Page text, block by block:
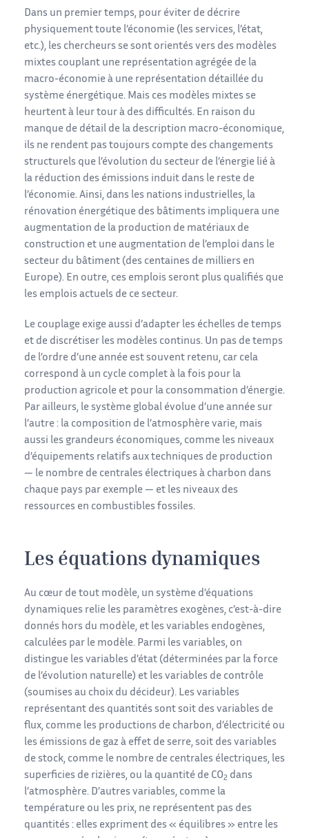
Dans un premier temps, pour éviter de décrire
physiquement toute l’économie (les services, l’état,
etc.), les chercheurs se sont orientés vers des modèles
mixtes couplant une représentation agrégée de la
macro-économie à une représentation détaillée du
système énergétique. Mais ces modèles mixtes se
heurtent à leur tour à des difficultés. En raison du
manque de détail de la description macro-économique,
ils ne rendent pas toujours compte des changements
structurels que l’évolution du secteur de l’énergie lié à
la réduction des émissions induit dans le reste de
l’économie. Ainsi, dans les nations industrielles, la
rénovation énergétique des bâtiments impliquera une
augmentation de la production de matériaux de
construction et une augmentation de l’emploi dans le
secteur du bâtiment (des centaines de milliers en
Europe). En outre, ces emplois seront plus qualifiés que
les emplois actuels de ce secteur.
Le couplage exige aussi d’adapter les échelles de temps
et de discrétiser les modèles continus. Un pas de temps
de l’ordre d’une année est souvent retenu, car cela
correspond à un cycle complet à la fois pour la
production agricole et pour la consommation d’énergie.
Par ailleurs, le système global évolue d’une année sur
l’autre : la composition de l’atmosphère varie, mais
aussi les grandeurs économiques, comme les niveaux
d’équipements relatifs aux techniques de production
— le nombre de centrales électriques à charbon dans
chaque pays par exemple — et les niveaux des
ressources en combustibles fossiles.
Les équations dynamiques
Au cœur de tout modèle, un système d’équations
dynamiques relie les paramètres exogènes, c’est-à-dire
donnés hors du modèle, et les variables endogènes,
calculées par le modèle. Parmi les variables, on
distingue les variables d’état (déterminées par la force
de l’évolution naturelle) et les variables de contrôle
(soumises au choix du décideur). Les variables
représentant des quantités sont soit des variables de
flux, comme les productions de charbon, d’électricité ou
les émissions de gaz à effet de serre, soit des variables
de stock, comme le nombre de centrales électriques, les
superficies de rizières, ou la quantité de CO2 dans
l’atmosphère. D’autres variables, comme la
température ou les prix, ne représentent pas des
quantités : elles expriment des « équilibres » entre les